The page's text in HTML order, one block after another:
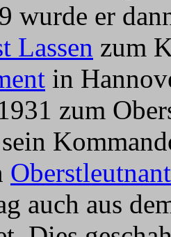
wurde er
Lassen zum
in
zum
auch aus